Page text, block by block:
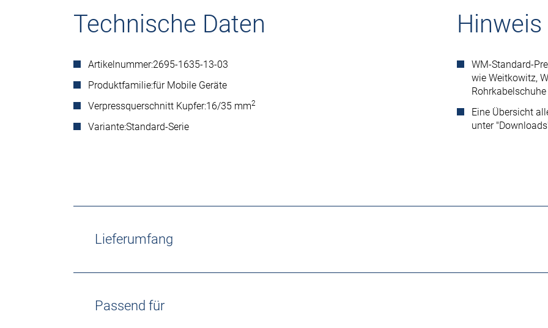
Technische Daten
Artikelnummer:2695-1635-13-03
Produktfamilie:für Mobile Geräte
Verpressquerschnitt Kupfer:16/35 mm2
Variante:Standard-Serie
Hinweis
WM-Standard-
wie Weitkowitz,
Eine Übersicht
unter
Lieferumfang
Passend für